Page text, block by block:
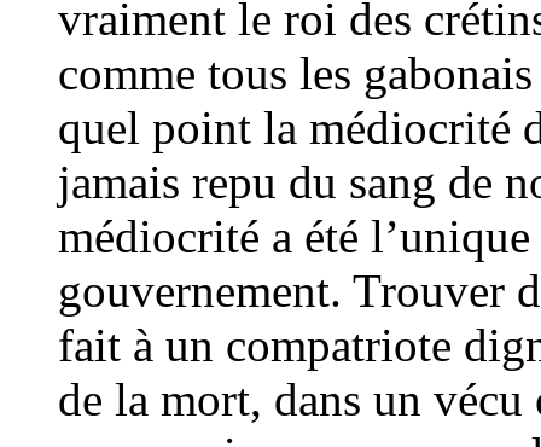
vraiment le roi des
comme tous les
quel point la médiocrité
jamais repu du sang de
médiocrité a été
gouvernement. Trouver
fait à un compatriote
de la mort, dans un vécu